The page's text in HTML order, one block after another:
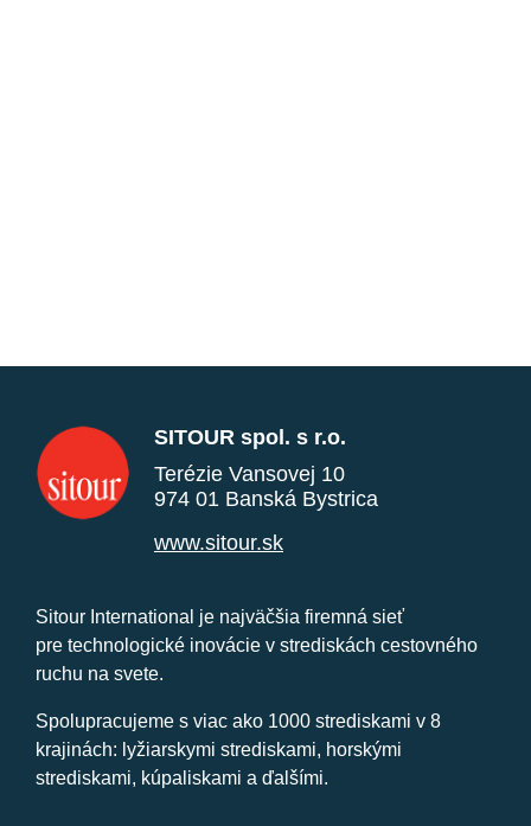
SITOUR spol. s r.o.
Terézie Vansovej 10
974 01 Banská Bystrica
www.sitour.sk
Sitour International je najväčšia firemná sieť
pre technologické inovácie v strediskách cestovného
ruchu na svete.
Spolupracujeme s viac ako 1000 strediskami v 8
krajinách: lyžiarskymi strediskami, horskými
strediskami, kúpaliskami a ďalšími.